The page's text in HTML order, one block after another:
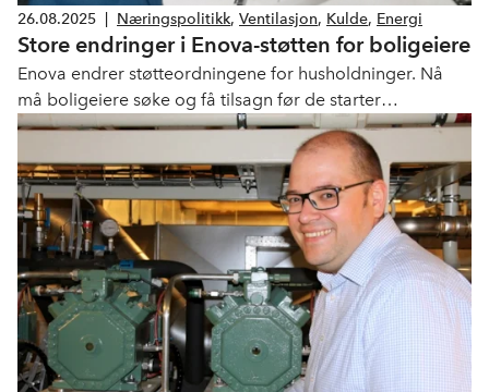
26.08.2025 Næringspolitikk, Ventilasjon, Kulde, Energi
Store endringer i Enova-støtten for boligeiere
Enova endrer støtteordningene for husholdninger. Nå
må boligeiere søke og få tilsagn før de starter
energitiltak. Samtidig blir det åpnet for støtte til flere
vanlige energiløsninger – mens noen ordninger fases ut.